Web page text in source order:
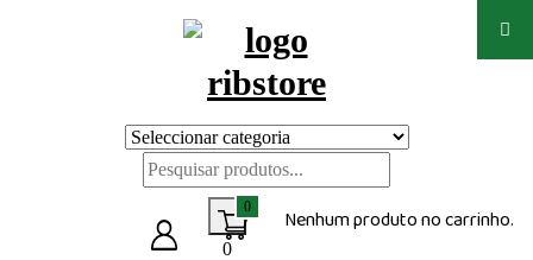
0
0
Nenhum produto no carrinho.